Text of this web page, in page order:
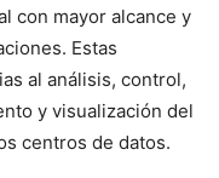
con mayor alcance y
Estas
al análisis, control,
y visualización del
centros de datos.